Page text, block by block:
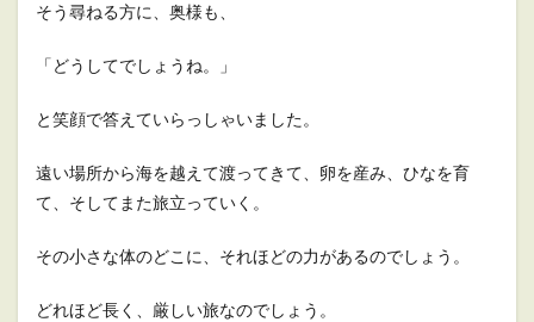
そう尋ねる方に、奥様も、
「どうしてでしょうね。」
と笑顔で答えていらっしゃいました。
遠い場所から海を越えて渡ってきて、卵を産み、ひなを育
て、そしてまた旅立っていく。
その小さな体のどこに、それほどの力があるのでしょう。
どれほど長く、厳しい旅なのでしょう。